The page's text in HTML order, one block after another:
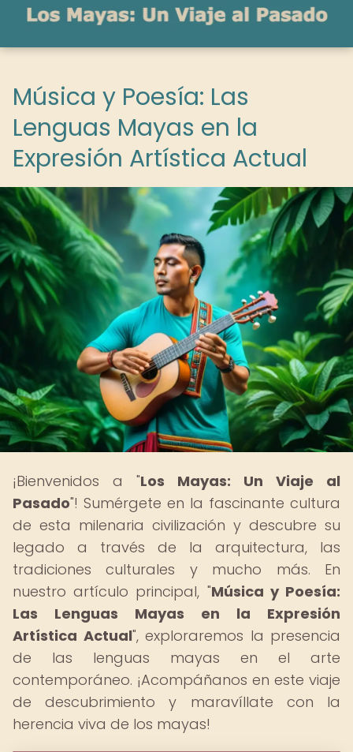
Música y Poesía: Las
Lenguas Mayas en la
Expresión Artística Actual
¡Bienvenidos a "Los Mayas: Un Viaje al
Pasado"! Sumérgete en la fascinante cultura
de esta milenaria civilización y descubre su
legado a través de la arquitectura, las
tradiciones culturales y mucho más. En
nuestro artículo principal, "Música y Poesía:
Las Lenguas Mayas en la Expresión
Artística Actual", exploraremos la presencia
de las lenguas mayas en el arte
contemporáneo. ¡Acompáñanos en este viaje
de descubrimiento y maravíllate con la
herencia viva de los mayas!